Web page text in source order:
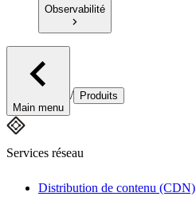
Observabilité
Main menu
/ Produits
Services réseau
Distribution de contenu (CDN)